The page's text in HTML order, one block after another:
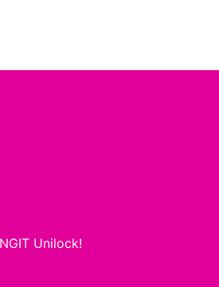
Unilock!